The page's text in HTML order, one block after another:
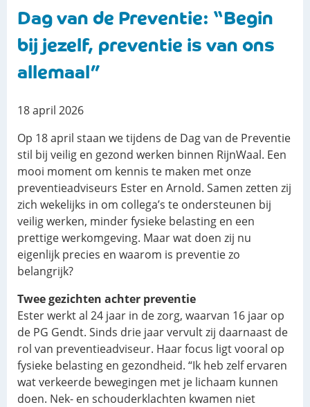
Dag van de Preventie: “Begin
bij jezelf, preventie is van ons
allemaal”
18 april 2026
Op 18 april staan we tijdens de Dag van de Preventie
stil bij veilig en gezond werken binnen RijnWaal. Een
mooi moment om kennis te maken met onze
preventieadviseurs Ester en Arnold. Samen zetten zij
zich wekelijks in om collega’s te ondersteunen bij
veilig werken, minder fysieke belasting en een
prettige werkomgeving. Maar wat doen zij nu
eigenlijk precies en waarom is preventie zo
belangrijk?
Twee gezichten achter preventie
Ester werkt al 24 jaar in de zorg, waarvan 16 jaar op
de PG Gendt. Sinds drie jaar vervult zij daarnaast de
rol van preventieadviseur. Haar focus ligt vooral op
fysieke belasting en gezondheid. “Ik heb zelf ervaren
wat verkeerde bewegingen met je lichaam kunnen
doen. Nek- en schouderklachten kwamen niet